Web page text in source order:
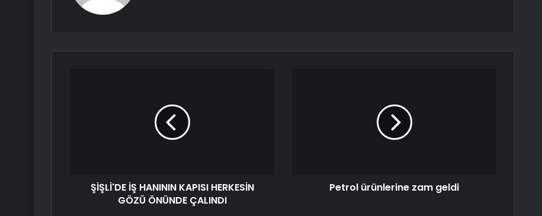
ŞİŞLİ'DE İŞ HANININ KAPISI HERKESİN
GÖZÜ ÖNÜNDE ÇALINDI
Petrol ürünlerine zam geldi